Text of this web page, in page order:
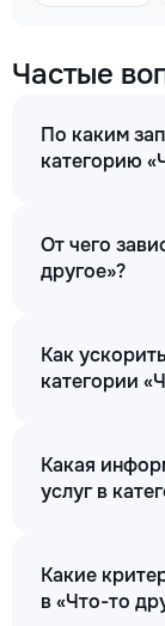
Частые
По каким
категорию
От чего
другое»?
Как
категории
Какая
услуг в
Какие
в «Что-то